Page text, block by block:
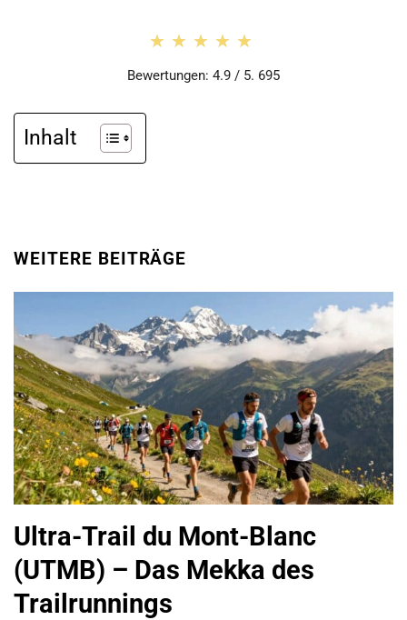
★★★★★
★★★★★
Bewertungen: 4.9 / 5. 695
Inhalt
WEITERE BEITRÄGE
Ultra-Trail du Mont-Blanc
(UTMB) – Das Mekka des
Trailrunnings